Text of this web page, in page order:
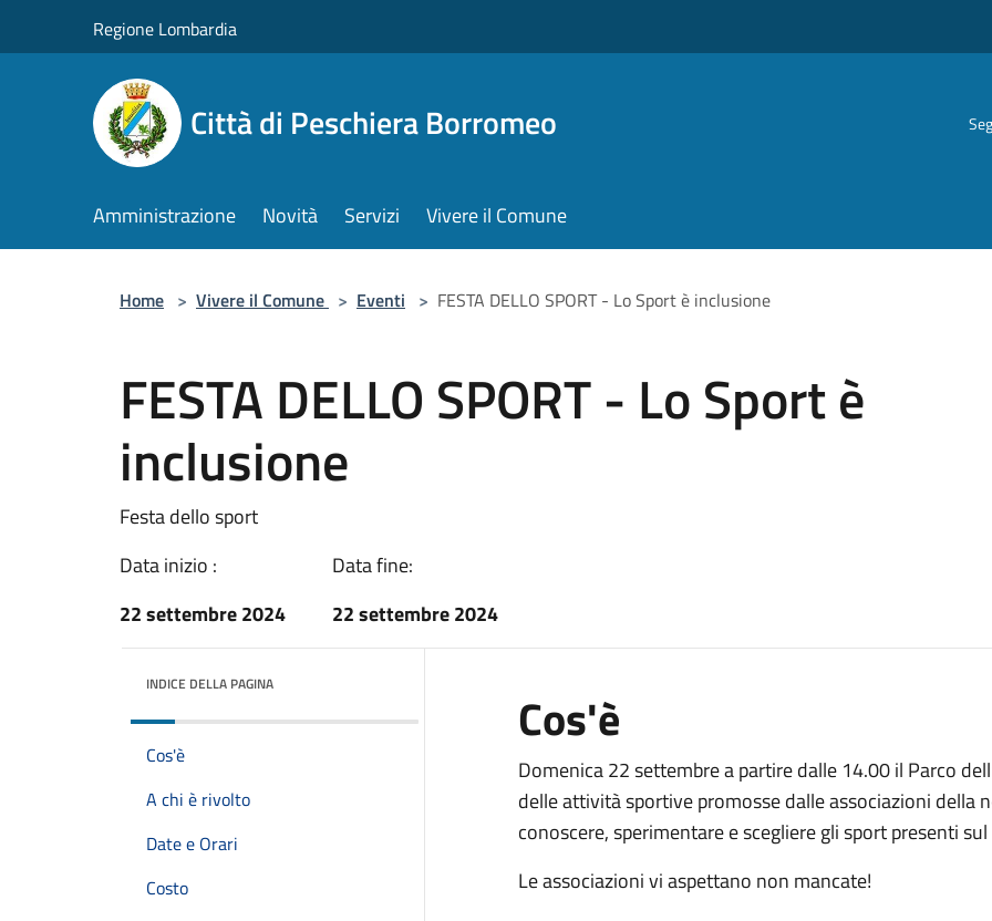
Regione Lombardia
Città di Peschiera Borromeo
Amministrazione Novità Servizi Vivere il Comune
Home > Vivere il Comune > Eventi > FESTA DELLO SPORT - Lo Sport è inclusione
FESTA DELLO SPORT - Lo Sport è
inclusione
Festa dello sport
Data inizio :
22 settembre 2024
Data fine:
22 settembre 2024
INDICE DELLA PAGINA
Cos'è
A chi è rivolto
Date e Orari
Costo
Cos'è
Domenica 22 settembre a partire dalle 14.00 il Parco
delle attività sportive promosse dalle associazioni della
conoscere, sperimentare e scegliere gli sport presenti
Le associazioni vi aspettano non mancate!